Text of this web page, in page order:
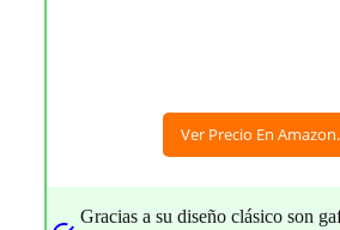
Ver Precio En
Gracias a su diseño clásico son